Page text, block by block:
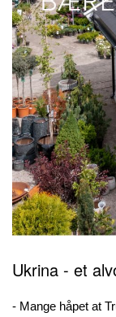
Ukrina - et
- Mange håpet at